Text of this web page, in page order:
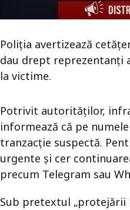
Poliția avertizează
dau drept reprezentanți
la victime.
Potrivit autorităților,
informează că pe
tranzacție suspectă.
urgente și cer
precum Telegram sau
Sub pretextul „protejării